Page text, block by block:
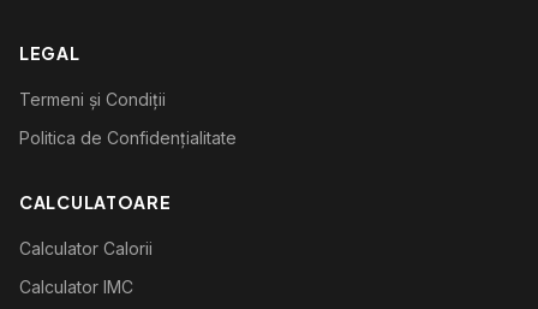
LEGAL
Termeni și Condiții
Politica de Confidențialitate
CALCULATOARE
Calculator Calorii
Calculator IMC